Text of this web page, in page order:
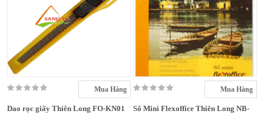
Mua Hàng
Dao rọc giấy Thiên Long FO-KN01
Mua Hàng
Sổ Mini Flexoffice Thiên Long NB-